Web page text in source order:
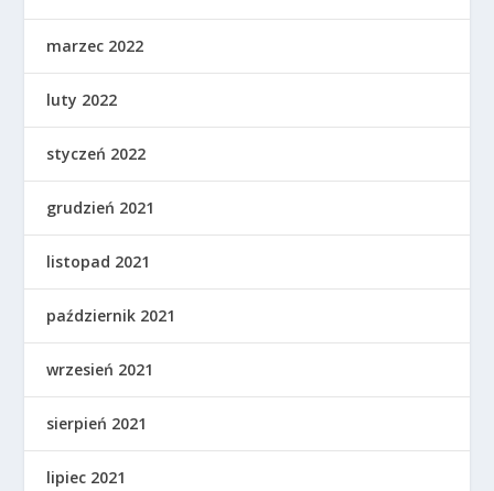
marzec 2022
luty 2022
styczeń 2022
grudzień 2021
listopad 2021
październik 2021
wrzesień 2021
sierpień 2021
lipiec 2021